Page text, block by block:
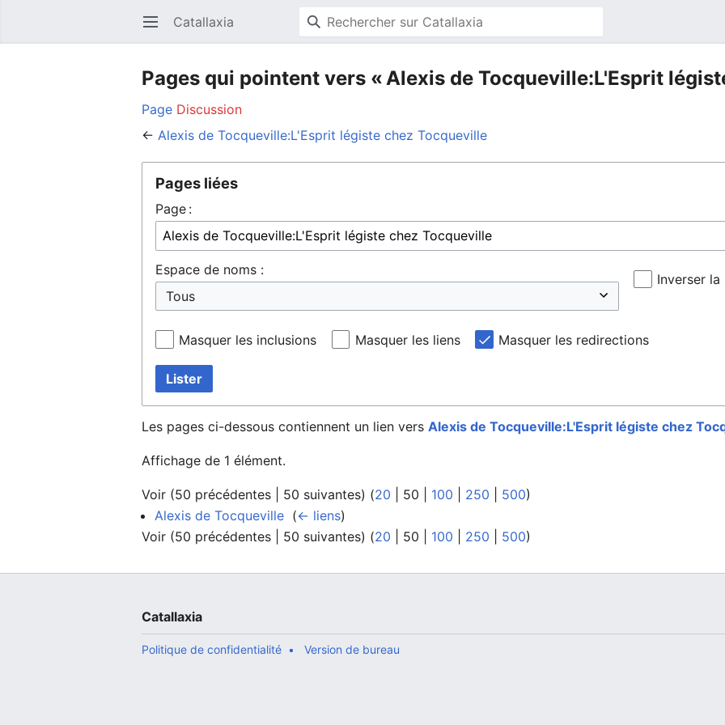
Ouvrir le menu principal Catallaxia
Pages qui pointent vers « Alexis de Tocqueville:L'Esprit
Page Discussion
←Alexis de Tocqueville:L'Esprit légiste chez Tocqueville
Pages liées
Page :
Espace de noms :
Inverser
Masquer les inclusions Masquer les liens Masquer les redirections
Lister
Les pages ci-dessous contiennent un lien versAlexis de Tocqueville:L'Esprit légiste chez
Affichage de 1 élément.
Voir (50 précédentes 50 suivantes) (20 50 100 250 500)
Alexis de Tocqueville (← liens)
Voir (50 précédentes 50 suivantes) (20 50 100 250 500)
Catallaxia
Politique de confidentialité Version de bureau